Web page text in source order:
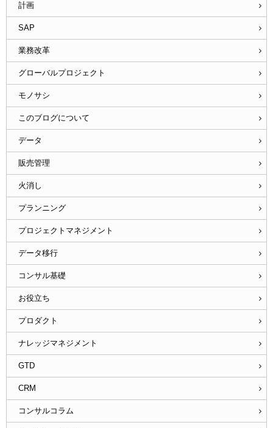
計画
SAP
業務改革
グローバルプロジェクト
モノサシ
このブログについて
データ
販売管理
火消し
プランニング
プロジェクトマネジメント
データ移行
コンサル基礎
お役立ち
プロダクト
ナレッジマネジメント
GTD
CRM
コンサルコラム